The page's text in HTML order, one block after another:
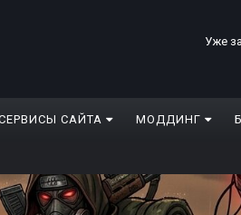
Уже
САЙТА МОДДИНГ